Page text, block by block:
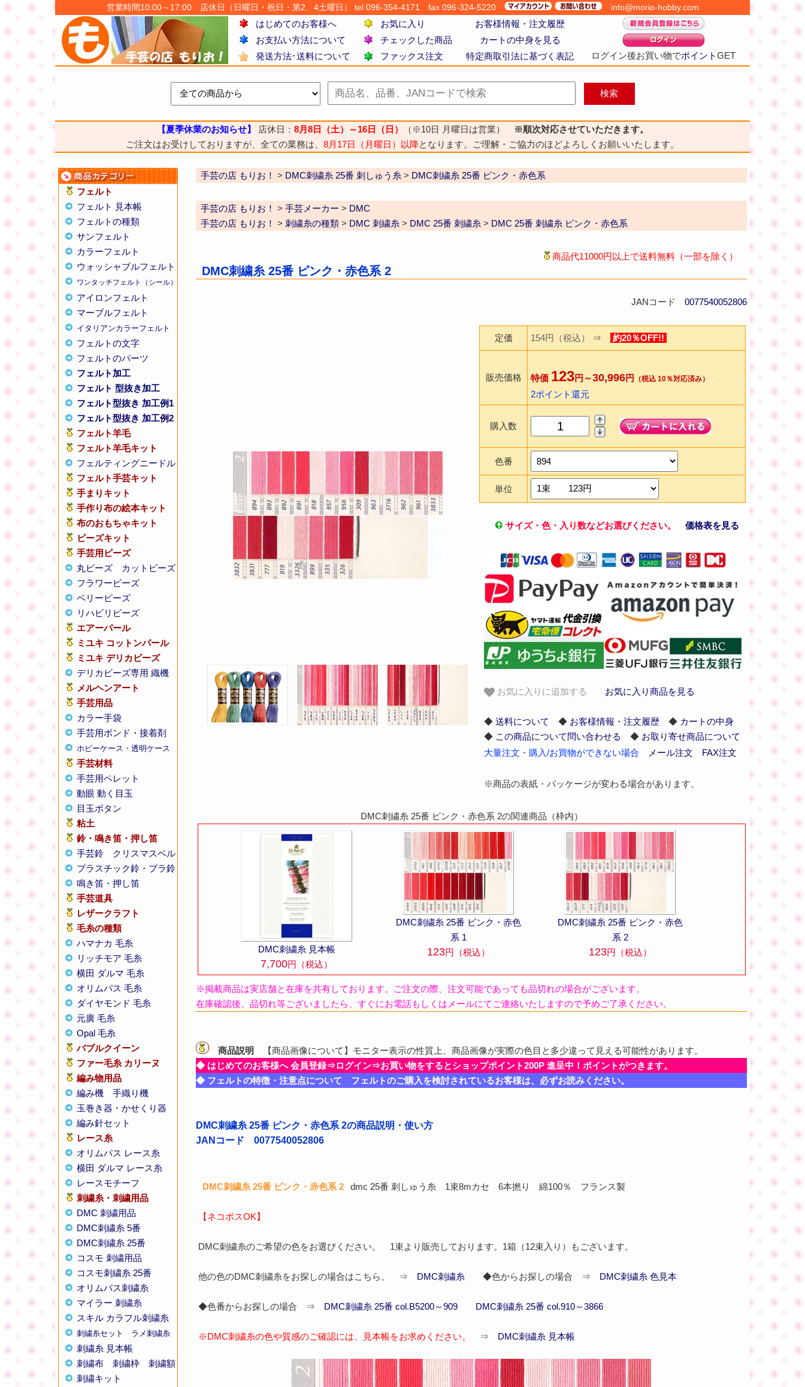
営業時間10:00～17:00 店休日（日曜日・祝日・第2、4土曜日） tel 096-354-4171 fax 096-324-5220 info@morio-hobby.com
はじめてのお客様へ お気に入り お客様情報・注文履歴
ログイン後お買い物でポイントGET
お支払い方法について チェックした商品
カートの中身を見る
発送方法･送料について
ファックス注文 特定商取引法に基づく表記
【夏季休業のお知らせ】 店休日： 8月8日（土）～16日（日） （※10日 月曜日は営業）
※順次対応させていただきます。
ご注文はお受けしておりますが、全ての業務は、 8月17日（月曜日）以降となります。ご理解・ご協力のほどよろしくお願いいたします。
フェルト
フェルト 見本帳
フェルトの種類
サンフェルト
カラーフェルト
ウォッシャブルフェルト
ワンタッチフェルト（シール）
アイロンフェルト
マーブルフェルト
イタリアンカラーフェルト
フェルトの文字
フェルトのパーツ
フェルト加工
フェルト 型抜き加工
フェルト型抜き 加工例1
フェルト型抜き 加工例2
フェルト羊毛
フェルト羊毛キット
フェルティングニードル
フェルト手芸キット
手まりキット
手作り布の絵本キット
布のおもちゃキット
ビーズキット
手芸用ビーズ
丸ビーズ
カットビーズ
フラワービーズ
ベリービーズ
リハビリビーズ
エアーパール
ミユキ コットンパール
ミユキ デリカビーズ
デリカビーズ専用 織機
メルヘンアート
手芸用品
カラー手袋
手芸用ボンド・接着剤
ホビーケース・透明ケース
手芸材料
手芸用ペレット
動眼 動く目玉
目玉ボタン
粘土
鈴・鳴き笛・押し笛
手芸鈴
クリスマスベル
プラスチック鈴・プラ鈴
鳴き笛・押し笛
手芸道具
レザークラフト
毛糸の種類
ハマナカ 毛糸
リッチモア 毛糸
横田 ダルマ 毛糸
オリムパス 毛糸
ダイヤモンド 毛糸
元廣 毛糸
Opal 毛糸
バブルクイーン
ファー毛糸 カリーヌ
編み物用品
編み機
手織り機
玉巻き器・かせくり器
編み針セット
レース糸
オリムパス レース糸
横田 ダルマ レース糸
レースモチーフ
刺繍糸・刺繍用品
DMC 刺繍用品
DMC刺繍糸 5番
DMC刺繍糸 25番
コスモ 刺繍用品
コスモ刺繍糸 25番
オリムパス刺繍糸
マイラー 刺繍糸
スキル カラフル刺繍糸
刺繍糸セット ラメ刺繍糸
刺繍糸 見本帳
刺繍布
刺繍枠
刺繍額
刺繍キット
手芸の店 もりお！ > DMC刺繍糸 25番 刺しゅう糸 > DMC刺繍糸 25番 ピンク・赤色系
手芸の店 もりお！ > 手芸メーカー > DMC
手芸の店 もりお！ > 刺繍糸の種類 > DMC 刺繍糸 > DMC 25番 刺繍糸 > DMC 25番 刺繍糸 ピンク・赤色系
商品代11000円以上で送料無料（一部を除く）
DMC刺繍糸 25番 ピンク・赤色系 2
JANコード 0077540052806
定価 154円（税込） ⇒ 約20％OFF!!
販売価格 特価 123円～30,996円 （税込 10％対応済み）
2ポイント還元
購入数
色番
単位
サイズ・色・入り数などお選びください。 価格表を見る
お気に入りに追加する お気に入り商品を見る
◆ 送料について ◆ お客様情報・注文履歴◆ カートの中身
◆ この商品について問い合わせる ◆ お取り寄せ商品について
大量注文・購入/お買物ができない場合
メール注文 FAX注文
※商品の表紙・パッケージが変わる場合があります。
DMC刺繍糸 25番 ピンク・赤色系 2の関連商品（枠内）
DMC刺繍糸 見本帳
7,700円（税込）
DMC刺繍糸 25番 ピンク・赤色
系 1
123円（税込）
DMC刺繍糸 25番 ピンク・赤色
系 2
123円（税込）
※掲載商品は実店舗と在庫を共有しております。ご注文の際、注文可能であっても品切れの場合がございます。
在庫確認後、品切れ等ございましたら、すぐにお電話もしくはメールにてご連絡いたしますので予めご了承ください。
商品説明
【商品画像について】モニター表示の性質上、商品画像が実際の色目と多少違って見える可能性があります。
◆ はじめてのお客様へ 会員登録⇒ログイン⇒お買い物をするとショップポイント200P 進呈中！ポイントがつきます。
◆ フェルトの特徴・注意点について フェルトのご購入を検討されているお客様は、必ずお読みください。
DMC刺繍糸 25番 ピンク・赤色系 2の商品説明・使い方
JANコード 0077540052806
DMC刺繍糸 25番 ピンク・赤色系 2 dmc 25番 刺しゅう糸 1束8mカセ 6本撚り 綿100％ フランス製
【ネコポスOK】
DMC刺繍糸のご希望の色をお選びください。 1束より販売しております。1箱（12束入り）もございます。
他の色のDMC刺繍糸をお探しの場合はこちら。 ⇒ DMC刺繍糸 ◆色からお探しの場合 ⇒ DMC刺繍糸 色見本
◆色番からお探しの場合 ⇒ DMC刺繍糸 25番 col.B5200～909 DMC刺繍糸 25番 col.910～3866
※DMC刺繍糸の色や質感のご確認には、見本帳をお求めください。 ⇒ DMC刺繍糸 見本帳